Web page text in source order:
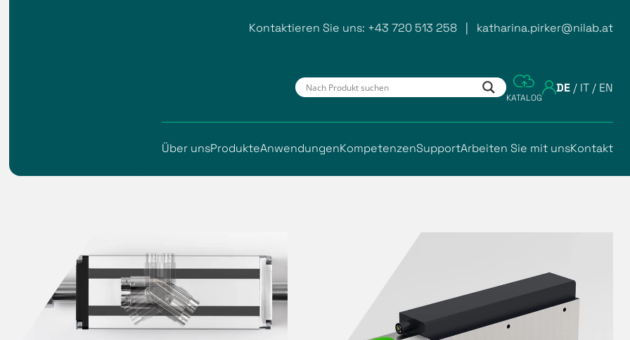
Kontaktieren Sie uns: +43 720 513 258| katharina.pirker@nilab.at
KATALOG
DE/ IT/ EN
Über unsProdukteAnwendungenKompetenzenSupportArbeiten Sie mit unsKontakt